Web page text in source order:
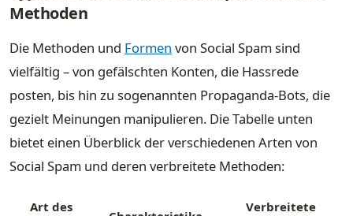
Methoden
Die Methoden und Formen von Social Spam sind
vielfältig – von gefälschten Konten, die Hassrede
posten, bis hin zu sogenannten Propaganda-Bots, die
gezielt Meinungen manipulieren. Die Tabelle unten
bietet einen Überblick der verschiedenen Arten von
Social Spam und deren verbreitete Methoden:
Art des
Verbreitete